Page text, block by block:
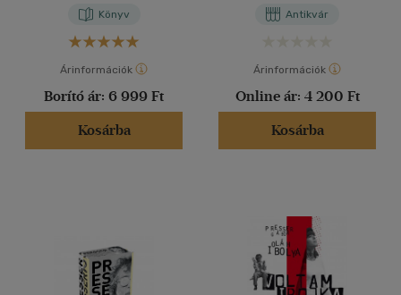
Könyv
Árinformációk
Borító ár: 6 999 Ft
Kosárba
Antikvár
Árinformációk
Online ár: 4 200 Ft
Kosárba